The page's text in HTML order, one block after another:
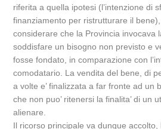
riferita a quella ipotesi (l’intenzione di
finanziamento per ristrutturare il
considerare che la Provincia invocava
soddisfare un bisogno non previsto e
fosse fondato, in comparazione con
comodatario. La vendita del bene, di
a volte e’ finalizzata a far fronte ad un
che non puo’ ritenersi la finalita’ di un
alienare.
Il ricorso principale va dunque